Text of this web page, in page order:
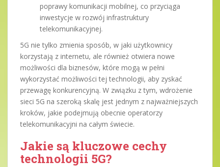
poprawy komunikacji mobilnej, co przyciąga
inwestycje w rozwój infrastruktury
telekomunikacyjnej.
5G nie tylko zmienia sposób, w jaki użytkownicy
korzystają z internetu, ale również otwiera nowe
możliwości dla biznesów, które mogą w pełni
wykorzystać możliwości tej technologii, aby zyskać
przewagę konkurencyjną. W związku z tym, wdrożenie
sieci 5G na szeroką skalę jest jednym z najważniejszych
kroków, jakie podejmują obecnie operatorzy
telekomunikacyjni na całym świecie.
Jakie są kluczowe cechy
technologii 5G?